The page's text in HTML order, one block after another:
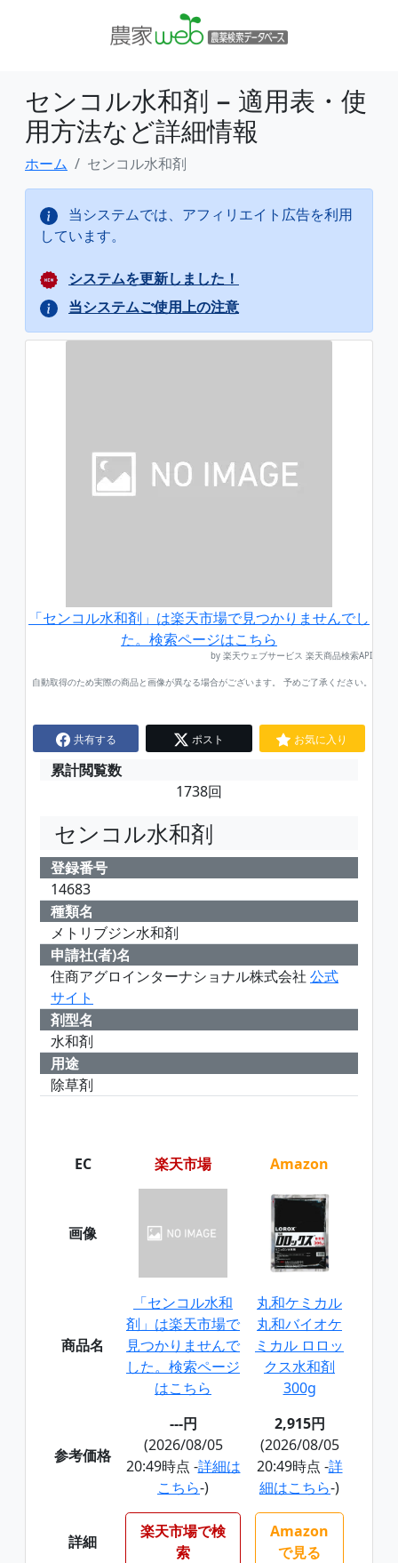
センコル水和剤 − 適用表・使
用方法など詳細情報
ホーム センコル水和剤
当システムでは、アフィリエイト広告を利用
しています。
システムを更新しました！
当システムご使用上の注意
「センコル水和剤」は楽天市場で見つかりませんでし
た。検索ページはこちら
by 楽天ウェブサービス 楽天商品検索API
自動取得のため実際の商品と画像が異なる場合がございます。 予めご了承ください。
共有する ポスト お気に入り
累計閲覧数
1738回
センコル水和剤
登録番号
14683
種類名
メトリブジン水和剤
申請社(者)名
住商アグロインターナショナル株式会社 公式
サイト
剤型名
水和剤
用途
除草剤
EC 楽天市場 Amazon
画像
商品名
「センコル水和
剤」は楽天市場で
見つかりませんで
した。検索ページ
はこちら
丸和ケミカル
丸和バイオケ
ミカル ロロッ
クス水和剤
300g
参考価格
---円
(2026/08/05
20:49時点 -詳細は
こちら-)
2,915円
(2026/08/05
20:49時点 -詳
細はこちら-)
詳細
楽天市場で検
索
Amazon
で見る